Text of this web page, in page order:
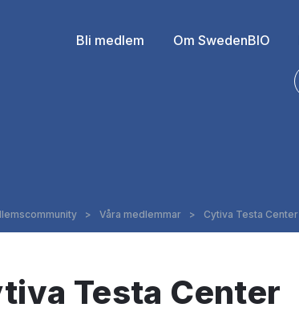
Bli medlem Om SwedenBIO
> Våra medlemmar > Cytiva Testa Center
Testa Center